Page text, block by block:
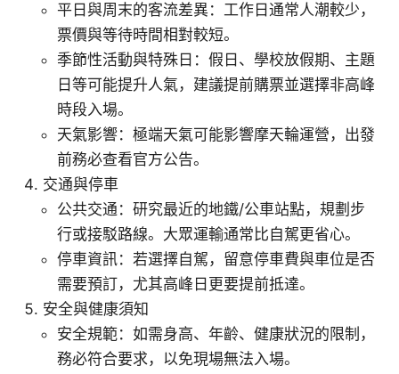
平日與周末的客流差異：工作日通常人潮較少，
票價與等待時間相對較短。
季節性活動與特殊日：假日、學校放假期、主題
日等可能提升人氣，建議提前購票並選擇非高峰
時段入場。
天氣影響：極端天氣可能影響摩天輪運營，出發
前務必查看官方公告。
交通與停車
公共交通：研究最近的地鐵/公車站點，規劃步
行或接駁路線。大眾運輸通常比自駕更省心。
停車資訊：若選擇自駕，留意停車費與車位是否
需要預訂，尤其高峰日更要提前抵達。
安全與健康須知
安全規範：如需身高、年齡、健康狀況的限制，
務必符合要求，以免現場無法入場。